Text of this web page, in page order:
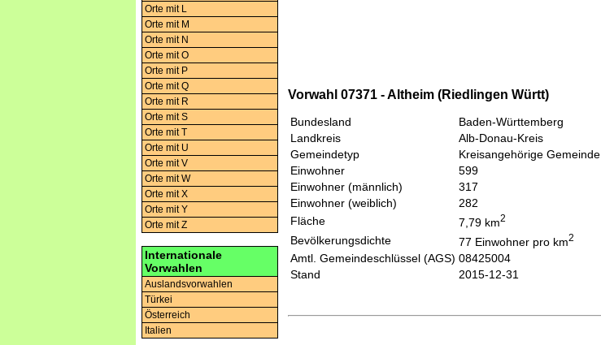
Orte mit L
Orte mit M
Orte mit N
Orte mit O
Orte mit P
Orte mit Q
Orte mit R
Orte mit S
Orte mit T
Orte mit U
Orte mit V
Orte mit W
Orte mit X
Orte mit Y
Orte mit Z
Internationale
Vorwahlen
Auslandsvorwahlen
Türkei
Österreich
Italien
Vorwahl 07371 - Altheim (Riedlingen Württ)
Bundesland
Baden-Württemberg
Landkreis
Alb-Donau-Kreis
Gemeindetyp
Kreisangehörige Gemeinde
Einwohner
599
Einwohner (männlich)
317
Einwohner (weiblich)
282
Fläche
7,79 km2
Bevölkerungsdichte 77 Einwohner pro km2
Amtl. Gemeindeschlüssel (AGS) 08425004
Stand
2015-12-31